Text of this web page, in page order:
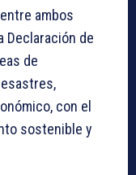
ambos
Declaración de
de
con el
sostenible y